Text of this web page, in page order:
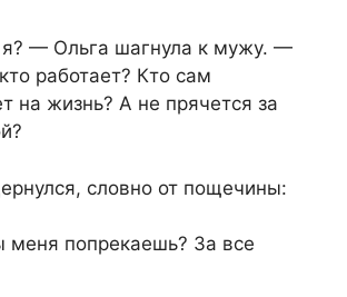
— Ольга шагнула к мужу. —
работает? Кто сам
на жизнь? А не прячется за
словно от пощечины:
меня попрекаешь? За все